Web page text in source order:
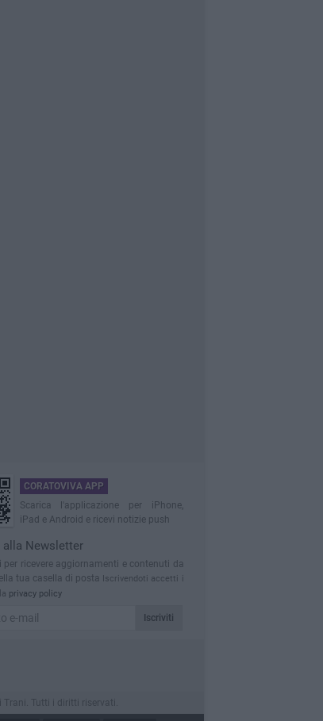
CORATOVIVA APP
Scarica l'applicazione per iPhone,
iPad e Android e ricevi notizie push
Newsletter
per ricevere aggiornamenti e contenuti da
tua casella di posta Iscrivendoti accetti i
privacy policy
Iscriviti
Tutti i diritti riservati.